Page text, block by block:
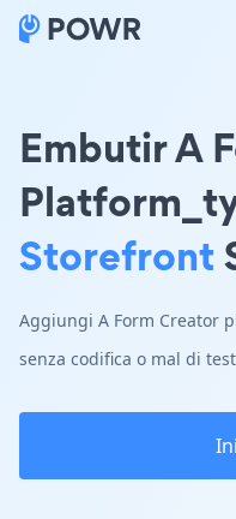
Embutir A
Storefront
Aggiungi A Form Creator
senza codifica o mal di